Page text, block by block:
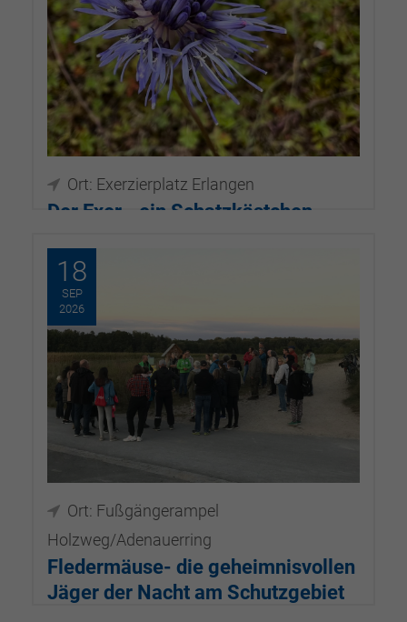
Ort: Exerzierplatz Erlangen
Der Exer - ein Schatzkästchen
01.08.2026, 18:00–19:00
18
SEP
2026
Ort: Fußgängerampel
Holzweg/Adenauerring
Fledermäuse- die geheimnisvollen
Jäger der Nacht am Schutzgebiet